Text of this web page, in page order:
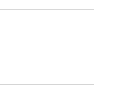
hledání